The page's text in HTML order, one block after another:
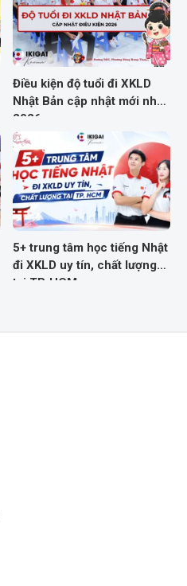
Điều kiện độ tuổi đi XKLD
Nhật Bản cập nhật mới nhất
2026
5+ trung tâm học tiếng Nhật
đi XKLD uy tín, chất lượng
tại TP. HCM